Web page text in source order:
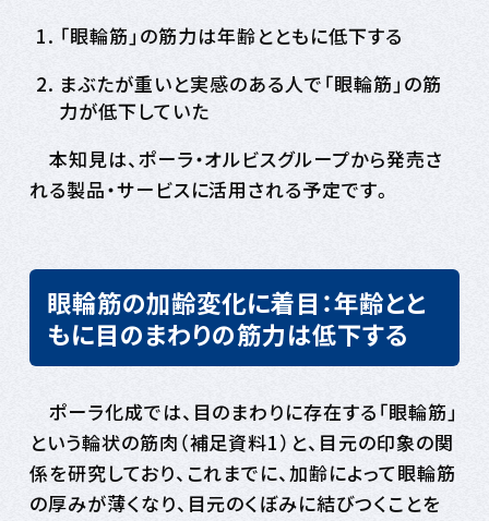
「眼輪筋」の筋力は年齢とともに低下する
まぶたが重いと実感のある人で「眼輪筋」の筋
力が低下していた
本知見は、ポーラ・オルビスグループから発売さ
れる製品・サービスに活用される予定です。
眼輪筋の加齢変化に着目：年齢とと
もに目のまわりの筋力は低下する
ポーラ化成では、目のまわりに存在する「眼輪筋」
という輪状の筋肉（補足資料1）と、目元の印象の関
係を研究しており、これまでに、加齢によって眼輪筋
の厚みが薄くなり、目元のくぼみに結びつくことを